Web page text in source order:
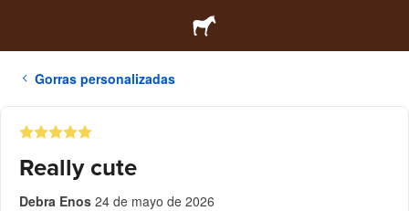
Gorras personalizadas
Really cute
Debra Enos 24 de mayo de 2026